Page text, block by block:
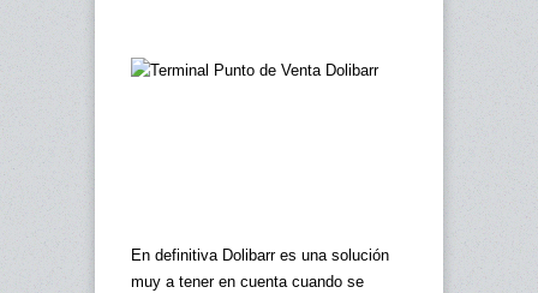
En definitiva Dolibarr es una solución
muy a tener en cuenta cuando se